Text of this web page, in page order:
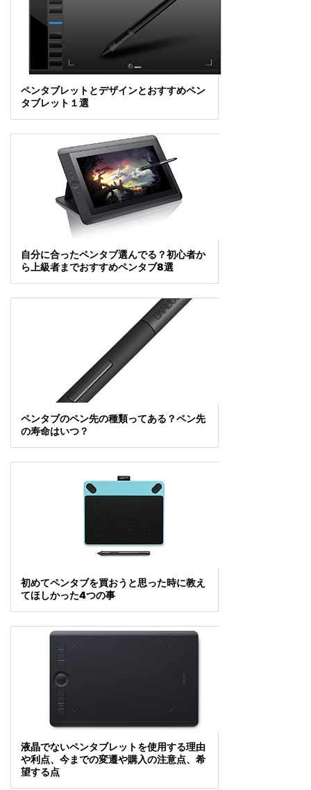
ペンタブレットとデザインとおすすめペン
タブレット１選
自分に合ったペンタブ選んでる？初心者か
ら上級者までおすすめペンタブ8選
ペンタブのペン先の種類ってある？ペン先
の寿命はいつ？
初めてペンタブを買おうと思った時に教え
てほしかった4つの事
液晶でないペンタブレットを使用する理由
や利点、今までの変遷や購入の注意点、希
望する点